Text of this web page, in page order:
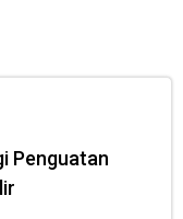
Penguatan